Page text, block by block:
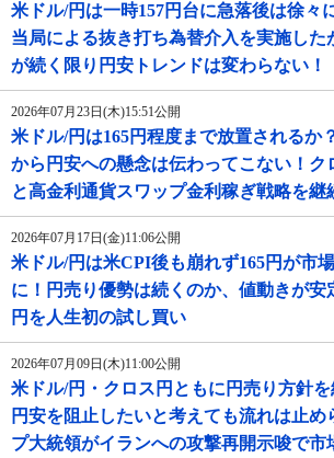
米ドル/円は一時157円台に急落後は徐々
当局による抜き打ち為替介入を実施した
が続く限り円安トレンドは変わらない！
2026年07月23日(木)15:51公開
米ドル/円は165円程度まで放置されるか
から円安への懸念は伝わってこない！ク
と高金利通貨スワップ金利稼ぎ戦略を継
2026年07月17日(金)11:06公開
米ドル/円は米CPI後も崩れず165円が市
に！円売り優勢は続くのか、値動きが安
円を人生初の試し買い
2026年07月09日(木)11:00公開
米ドル/円・クロス円ともに円売り方針
円安を阻止したいと考えても流れは止め
プ大統領がイランへの攻撃再開示唆で